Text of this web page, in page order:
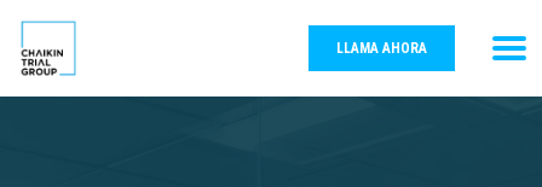
LLAMA AHORA